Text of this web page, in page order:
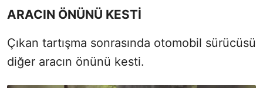
ARACIN ÖNÜNÜ KESTİ
Çıkan tartışma sonrasında otomobil sürücüsü
diğer aracın önünü kesti.